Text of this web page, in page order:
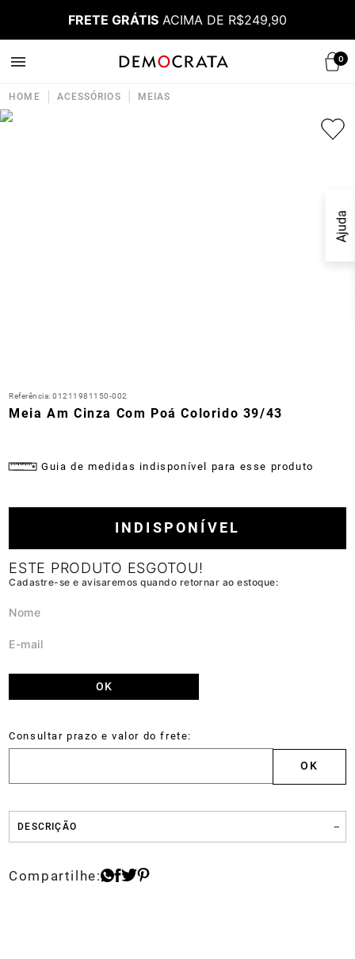
FRETE GRÁTIS ACIMA DE R$249,90
0
Ajuda
HOME ACESSÓRIOS MEIAS
Referência:01211981150-002
Meia Am Cinza Com Poá Colorido 39/43
Guia de medidas indisponível para esse produto
INDISPONÍVEL
DESCRIÇÃO